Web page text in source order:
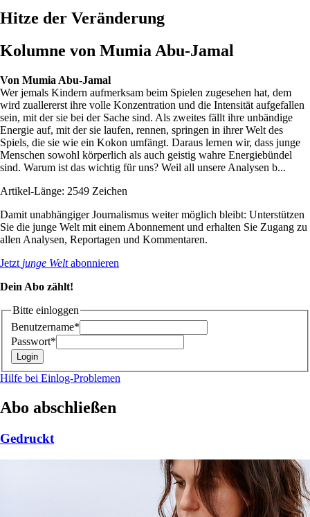
Hitze der Veränderung
Kolumne von Mumia Abu-Jamal
Von Mumia Abu-Jamal
Wer jemals Kindern aufmerksam beim Spielen zugesehen hat, dem
wird zuallererst ihre volle Konzentration und die Intensität aufgefallen
sein, mit der sie bei der Sache sind. Als zweites fällt ihre unbändige
Energie auf, mit der sie laufen, rennen, springen in ihrer Welt des
Spiels, die sie wie ein Kokon umfängt. Daraus lernen wir, dass junge
Menschen sowohl körperlich als auch geistig wahre Energiebündel
sind. Warum ist das wichtig für uns? Weil all unsere Analysen b...
Artikel-Länge: 2549 Zeichen
Damit unabhängiger Journalismus weiter möglich bleibt: Unterstützen
Sie die junge Welt mit einem Abonnement und erhalten Sie Zugang zu
allen Analysen, Reportagen und Kommentaren.
Jetzt junge Weltabonnieren
Dein Abo zählt!
Bitte einloggen
Benutzername*
Passwort*
Hilfe bei Einlog-Problemen
Abo abschließen
Gedruckt